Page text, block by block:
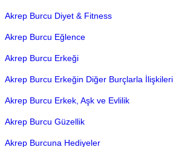
Akrep Burcu Diyet & Fitness
Akrep Burcu Eğlence
Akrep Burcu Erkeği
Akrep Burcu Erkeğin Diğer Burçlarla İlişkileri
Akrep Burcu Erkek, Aşk ve Evlilik
Akrep Burcu Güzellik
Akrep Burcuna Hediyeler